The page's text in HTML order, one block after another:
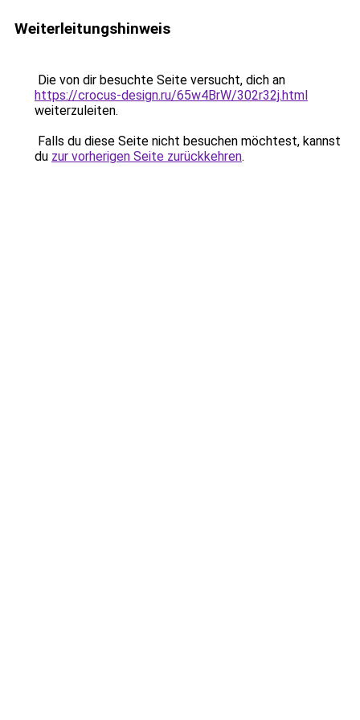
Weiterleitungshinweis
Die von dir besuchte Seite versucht, dich an
https://crocus-design.ru/65w4BrW/302r32j.html
weiterzuleiten.
Falls du diese Seite nicht besuchen möchtest, kannst
du zur vorherigen Seite zurückkehren.